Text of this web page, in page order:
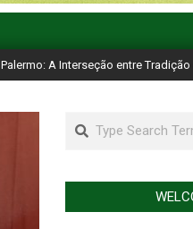
Palermo: A Interseção entre
Search